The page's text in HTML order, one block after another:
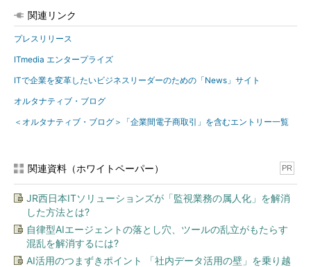
関連リンク
プレスリリース
ITmedia エンタープライズ
ITで企業を変革したいビジネスリーダーのための「News」サイト
オルタナティブ・ブログ
＜オルタナティブ・ブログ＞「企業間電子商取引」を含むエントリー一覧
関連資料（ホワイトペーパー） PR
JR西日本ITソリューションズが「監視業務の属人化」を解消
した方法とは?
自律型AIエージェントの落とし穴、ツールの乱立がもたらす
混乱を解消するには?
AI活用のつまずきポイント 「社内データ活用の壁」を乗り越